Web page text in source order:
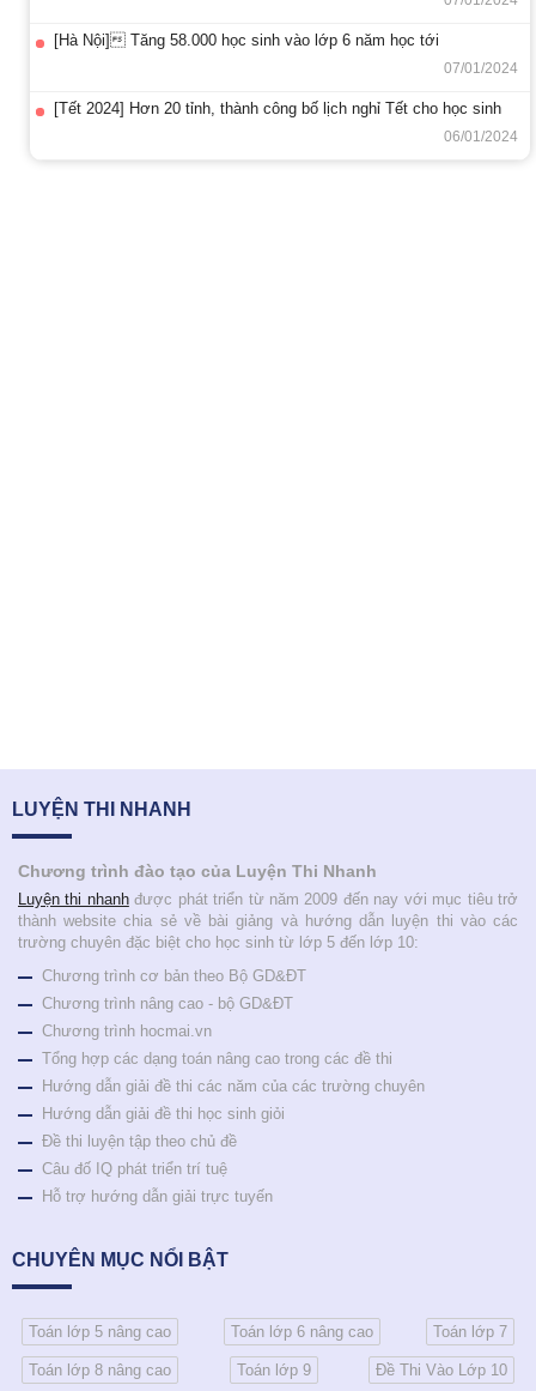
[Hà Nội] Tăng 58.000 học sinh vào lớp 6 năm học tới
07/01/2024
[Tết 2024] Hơn 20 tỉnh, thành công bố lịch nghỉ Tết cho học sinh
06/01/2024
LUYỆN THI NHANH
Chương trình đào tạo của Luyện Thi Nhanh
Luyện thi nhanhđược phát triển từ năm 2009 đến nay với mục tiêu trở
thành website chia sẻ về bài giảng và hướng dẫn luyện thi vào các
trường chuyên đặc biệt cho học sinh từ lớp 5 đến lớp 10:
Chương trình cơ bản theo Bộ GD&ĐT
Chương trình nâng cao - bộ GD&ĐT
Chương trình hocmai.vn
Tổng hợp các dạng toán nâng cao trong các đề thi
Hướng dẫn giải đề thi các năm của các trường chuyên
Hướng dẫn giải đề thi học sinh giỏi
Đề thi luyện tập theo chủ đề
Câu đố IQ phát triển trí tuệ
Hỗ trợ hướng dẫn giải trực tuyến
CHUYÊN MỤC NỔI BẬT
Toán lớp 5 nâng cao Toán lớp 6 nâng cao Toán lớp 7
Toán lớp 8 nâng cao Toán lớp 9 Đề Thi Vào Lớp 10